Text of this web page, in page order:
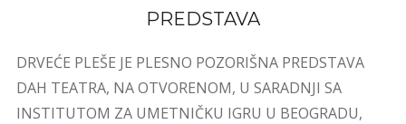
PREDSTAVA
DRVEĆE PLEŠE JE PLESNO POZORIŠNA PREDSTAVA
DAH TEATRA, NA OTVORENOM, U SARADNJI SA
INSTITUTOM ZA UMETNIČKU IGRU U BEOGRADU,